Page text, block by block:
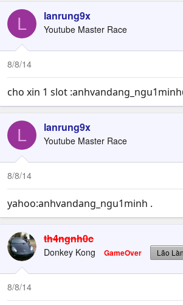
L lanrung9x
Youtube Master Race
8/8/14
cho xin 1 slot :
L lanrung9x
Youtube Master Race
8/8/14
yahoo:anhvandang_ngu1minh .
th4ngnh0c
Donkey Kong GameOver Lão
8/8/14